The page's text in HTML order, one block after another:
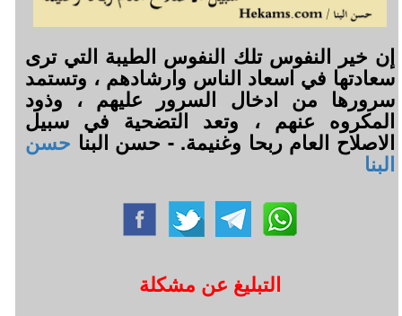
إن خير النفوس تلك النفوس الطيبة التي ترى
سعادتها في اسعاد الناس وارشادهم ، وتستمد
سرورها من ادخال السرور عليهم ، وذود
المكروه عنهم ، وتعد التضحية في سبيل
الاصلاح العام ربحا وغنيمة. - حسن البنا حسن
البنا
التبليغ عن مشكلة